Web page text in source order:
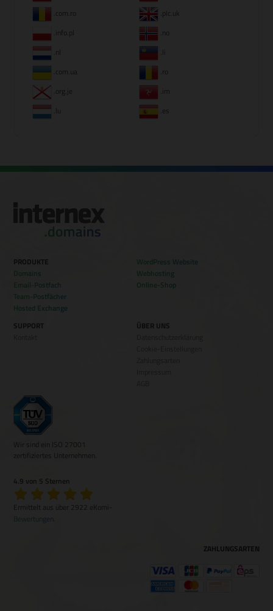
.com.ro
.plc.uk
.info.pl
.no
.nl
.com.ua
.ro
.org.je
.im
.es
PRODUKTE
Domains
Email-Postfach
Team-Postfächer
Hosted Exchange
WordPress Website
Webhosting
Online-Shop
SUPPORT
ÜBER UNS
Wir sind ein ISO 27001
zertifiziertes Unternehmen.
4.9 von 5 Sternen
Ermittelt aus über 2922 eKomi-
Bewertungen
ZAHLUNGSARTEN